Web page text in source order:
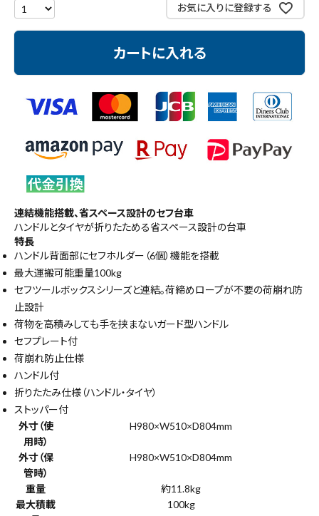
金物・現場資材 お気に入りに登録する
カートに入れる
連結機能搭載、省スペース設計のセフ台車
ハンドルとタイヤが折りたためる省スペース設計の台車
特長
ハンドル背面部にセフホルダー（6個）機能を搭載
最大運搬可能重量100kg
セフツールボックスシリーズと連結。荷締めロープが不要の荷崩れ防
止設計
荷物を高積みしても手を挟まないガード型ハンドル
セフプレート付
荷崩れ防止仕様
ハンドル付
折りたたみ仕様（ハンドル・タイヤ）
ストッパー付
外寸（使
用時）
H980×W510×D804mm
外寸（保
管時）
H980×W510×D804mm
重量
約11.8kg
最大積載
100kg